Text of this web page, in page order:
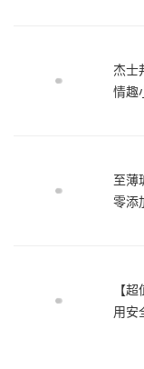
杰士
情趣
至薄
零添
【
用安